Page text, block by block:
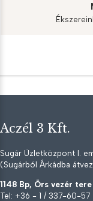
Aczél 3 Kft.
Sugár Üzletközpont I.
(Sugárból Árkádba
1148 Bp, Örs vezér
Tel: +36 - 1 / 337-60-57